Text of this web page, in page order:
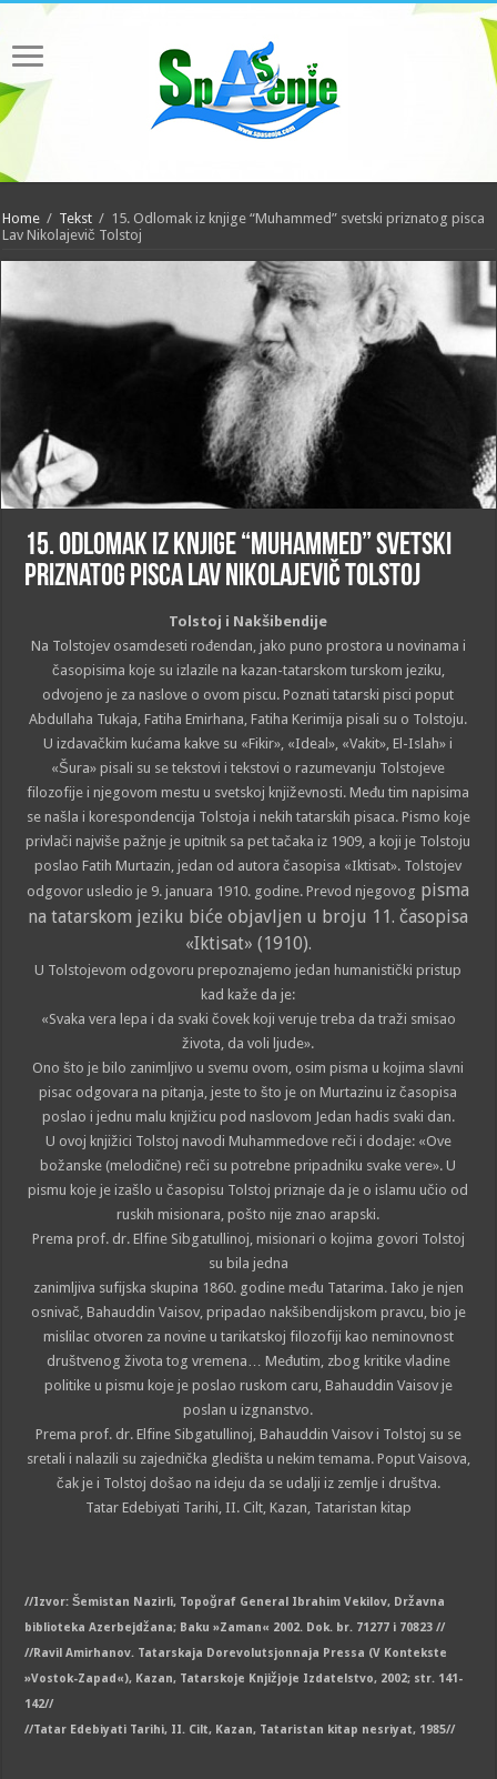
Home / Tekst / 15. Odlomak iz knjige “Muhammed” svetski priznatog pisca
Lav Nikolajevič Tolstoj
15. Odlomak iz knjige “Muhammed” svetski
priznatog pisca Lav Nikolajevič Tolstoj
Tolstoj i Nakšibendije
Na Tolstojev osamdeseti rođendan, jako puno prostora u novinama i
časopisima koje su izlazile na kazan-tatarskom turskom jeziku,
odvojeno je za naslove o ovom piscu. Poznati tatarski pisci poput
Abdullaha Tukaja, Fatiha Emirhana, Fatiha Kerimija pisali su o Tolstoju.
U izdavačkim kućama kakve su «Fikir», «Ideal», «Vakit», El-Islah» i
«Šura» pisali su se tekstovi i tekstovi o razumevanju Tolstojeve
filozofije i njegovom mestu u svetskoj književnosti. Među tim napisima
se našla i korespondencija Tolstoja i nekih tatarskih pisaca. Pismo koje
privlači najviše pažnje je upitnik sa pet tačaka iz 1909, a koji je Tolstoju
poslao Fatih Murtazin, jedan od autora časopisa «Iktisat». Tolstojev
odgovor usledio je 9. januara 1910. godine. Prevod njegovog pisma
na tatarskom jeziku biće objavljen u broju 11. časopisa
«Iktisat» (1910).
U Tolstojevom odgovoru prepoznajemo jedan humanistički pristup
kad kaže da je:
«Svaka vera lepa i da svaki čovek koji veruje treba da traži smisao
života, da voli ljude».
Ono što je bilo zanimljivo u svemu ovom, osim pisma u kojima slavni
pisac odgovara na pitanja, jeste to što je on Murtazinu iz časopisa
poslao i jednu malu knjižicu pod naslovom Jedan hadis svaki dan.
U ovoj knjižici Tolstoj navodi Muhammedove reči i dodaje: «Ove
božanske (melodične) reči su potrebne pripadniku svake vere». U
pismu koje je izašlo u časopisu Tolstoj priznaje da je o islamu učio od
ruskih misionara, pošto nije znao arapski.
Prema prof. dr. Elfine Sibgatullinoj, misionari o kojima govori Tolstoj
su bila jedna
zanimljiva sufijska skupina 1860. godine među Tatarima. Iako je njen
osnivač, Bahauddin Vaisov, pripadao nakšibendijskom pravcu, bio je
mislilac otvoren za novine u tarikatskoj filozofiji kao neminovnost
društvenog života tog vremena… Međutim, zbog kritike vladine
politike u pismu koje je poslao ruskom caru, Bahauddin Vaisov je
poslan u izgnanstvo.
Prema prof. dr. Elfine Sibgatullinoj, Bahauddin Vaisov i Tolstoj su se
sretali i nalazili su zajednička gledišta u nekim temama. Poput Vaisova,
čak je i Tolstoj došao na ideju da se udalji iz zemlje i društva.
Tatar Edebiyati Tarihi, II. Cilt, Kazan, Tataristan kitap
//Izvor: Šemistan Nazirli, Topoğraf General Ibrahim Vekilov, Državna
biblioteka Azerbejdžana; Baku »Zaman« 2002. Dok. br. 71277 i 70823 //
//Ravil Amirhanov. Tatarskaja Dorevolutsjonnaja Pressa (V Kontekste
»Vostok-Zapad«), Kazan, Tatarskoje Knjižjoje Izdatelstvo, 2002; str. 141-
142//
//Tatar Edebiyati Tarihi, II. Cilt, Kazan, Tataristan kitap nesriyat, 1985//